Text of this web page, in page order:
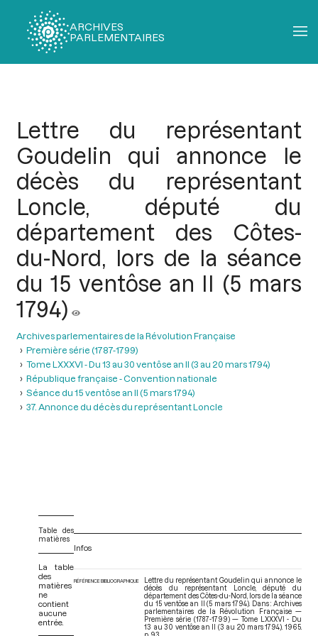
ARCHIVES
PARLEMENTAIRES
Lettre du représentant
Goudelin qui annonce le
décès du représentant
Loncle, député du
département des Côtes-
du-Nord, lors de la séance
du 15 ventôse an II (5 mars
1794)
Archives parlementaires de la Révolution Française
Première série (1787-1799)
Tome LXXXVI - Du 13 au 30 ventôse an II (3 au 20 mars 1794)
République française - Convention nationale
Séance du 15 ventôse an II (5 mars 1794)
37. Annonce du décès du représentant Loncle
Table des
matières
La table
des
matières
ne
contient
aucune
entrée.
Infos
RÉFÉRENCE BIBLIOGRAPHIQUE
Lettre du représentant Goudelin qui annonce le
décès du représentant Loncle, député du
département des Côtes-du-Nord, lors de la séance
du 15 ventôse an II (5 mars 1794). Dans : Archives
parlementaires de la Révolution Française —
Première série (1787-1799) — Tome LXXXVI - Du
13 au 30 ventôse an II (3 au 20 mars 1794) . 1965.